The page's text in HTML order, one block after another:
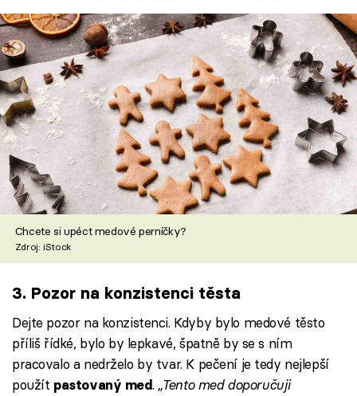
Chcete si upéct medové perníčky?
Zdroj: iStock
3. Pozor na konzistenci těsta
Dejte pozor na konzistenci. Kdyby bylo medové těsto
příliš řídké, bylo by lepkavé, špatně by se s ním
pracovalo a nedrželo by tvar. K pečení je tedy nejlepší
použít pastovaný med. „Tento med doporučuji